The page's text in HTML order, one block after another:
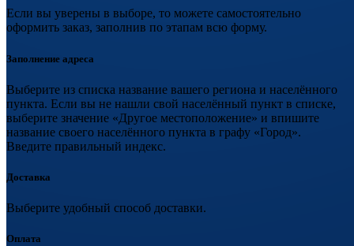
Если вы уверены в выборе, то можете самостоятельно
оформить заказ, заполнив по этапам всю форму.
Заполнение адреса
Выберите из списка название вашего региона и населённого
пункта. Если вы не нашли свой населённый пункт в списке,
выберите значение «Другое местоположение» и впишите
название своего населённого пункта в графу «Город».
Введите правильный индекс.
Доставка
Выберите удобный способ доставки.
Оплата